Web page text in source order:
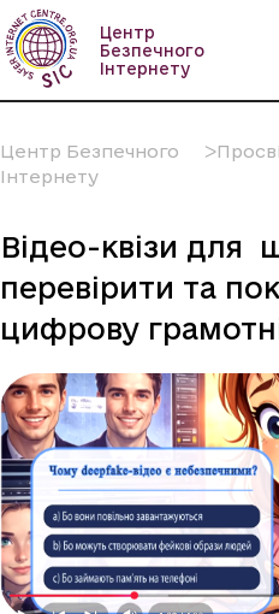
Пропустити
вміст
Центр
Безпечного
Інтернету
Центр Безпечного
Інтернету
ᐳ
Відео-квізи для
перевірити та
цифрову